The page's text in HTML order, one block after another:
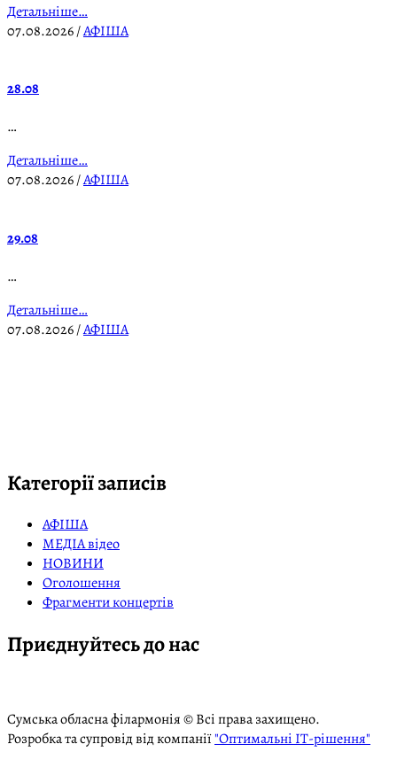
Детальніше…
07.08.2026/АФІША
28.08
…
Детальніше…
07.08.2026/АФІША
29.08
…
Детальніше…
07.08.2026/АФІША
Категорії записів
АФІША
МЕДІА відео
НОВИНИ
Оголошення
Фрагменти концертів
Приєднуйтесь до нас
Сумська обласна філармонія © Всі права захищено.
Розробка та супровід від компанії"Оптимальні ІТ-рішення"